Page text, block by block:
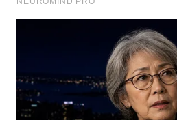
WN
KARO